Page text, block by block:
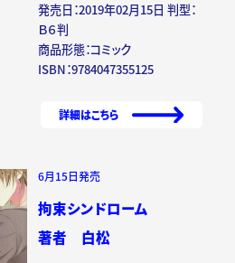
発売日：2019年02月15日 判型：
Ｂ６判
商品形態：コミック
ISBN：9784047355125
詳細はこちら
6月15日発売
拘束シンドローム
著者 白松